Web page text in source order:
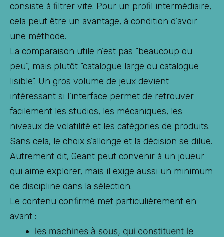
consiste à filtrer vite. Pour un profil intermédiaire,
cela peut être un avantage, à condition d’avoir
une méthode.
La comparaison utile n’est pas “beaucoup ou
peu”, mais plutôt “catalogue large ou catalogue
lisible”. Un gros volume de jeux devient
intéressant si l’interface permet de retrouver
facilement les studios, les mécaniques, les
niveaux de volatilité et les catégories de produits.
Sans cela, le choix s’allonge et la décision se dilue.
Autrement dit, Geant peut convenir à un joueur
qui aime explorer, mais il exige aussi un minimum
de discipline dans la sélection.
Le contenu confirmé met particulièrement en
avant :
les machines à sous, qui constituent le